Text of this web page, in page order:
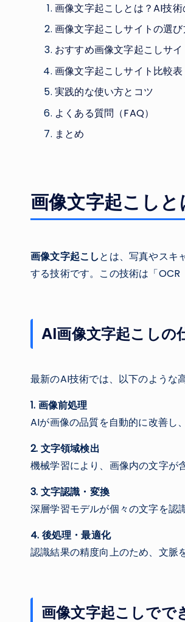
画像文字起こしとは？AI技
画像文字起こしサイトの選
おすすめ画像文字起こしサイ
画像文字起こしサイト比較表
実践的な使い方とコツ
よくある質問（FAQ）
まとめ
画像文字起こし
画像文字起こしとは、写真やスキ
する技術です。この技術は「
AI画像文字起こしの
最新のAI技術では、以下のような
1. 画像前処理
AIが画像の品質を自動的に改善し
2. 文字領域検出
機械学習により、画像内の文字が
3. 文字認識・変換
深層学習モデルが個々の文字を認
4. 後処理・最適化
認識結果の精度向上のため、文脈
画像文字起こしでで